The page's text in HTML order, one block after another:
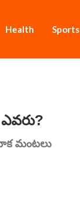
Health Sports
మంటలు